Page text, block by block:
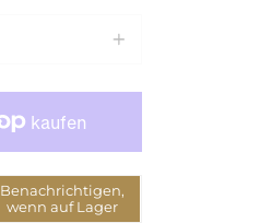
Benachrichtigen,
wenn auf Lager